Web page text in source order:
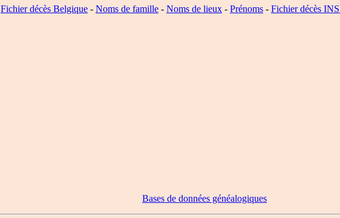
Fichier décès Belgique - Noms de famille - Noms de lieux - Prénoms - Fichier décès
Bases de données généalogiques